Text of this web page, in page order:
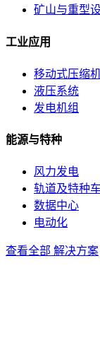
矿山与重型
工业应用
移动式压缩
液压系统
发电机组
能源与特种
风力发电
轨道及特种
数据中心
电动化
查看全部 解决方案